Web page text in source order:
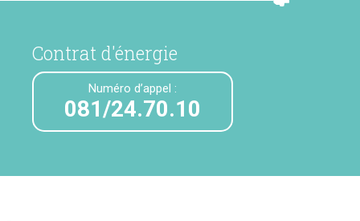
Contrat d'énergie
Numéro d’appel :
081/24.70.10